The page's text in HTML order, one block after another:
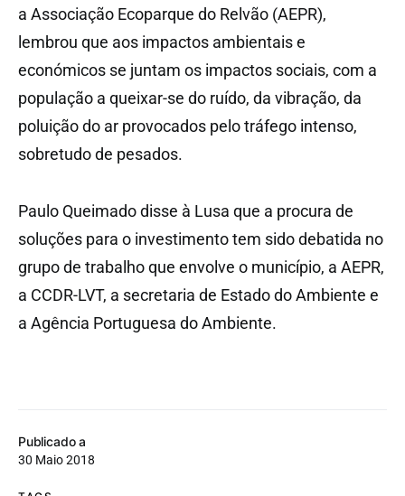
Publicado a
30 Maio 2018
a Associação Ecoparque do Relvão (AEPR),
lembrou que aos impactos ambientais e
económicos se juntam os impactos sociais, com a
população a queixar-se do ruído, da vibração, da
poluição do ar provocados pelo tráfego intenso,
sobretudo de pesados.
Paulo Queimado disse à Lusa que a procura de
soluções para o investimento tem sido debatida no
grupo de trabalho que envolve o município, a AEPR,
a CCDR-LVT, a secretaria de Estado do Ambiente e
a Agência Portuguesa do Ambiente.